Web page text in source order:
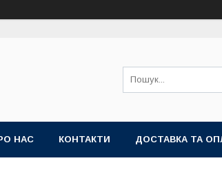
НАС КОНТАКТИ ДОСТАВКА ТА